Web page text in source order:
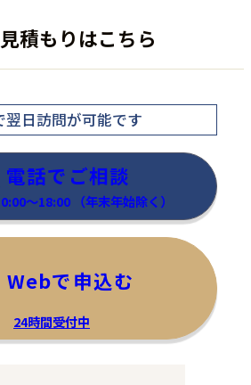
積もりはこちら
翌日訪問が可能です
電話でご相談
～18:00 （年末年始除く）
Webで申込む
24時間受付中